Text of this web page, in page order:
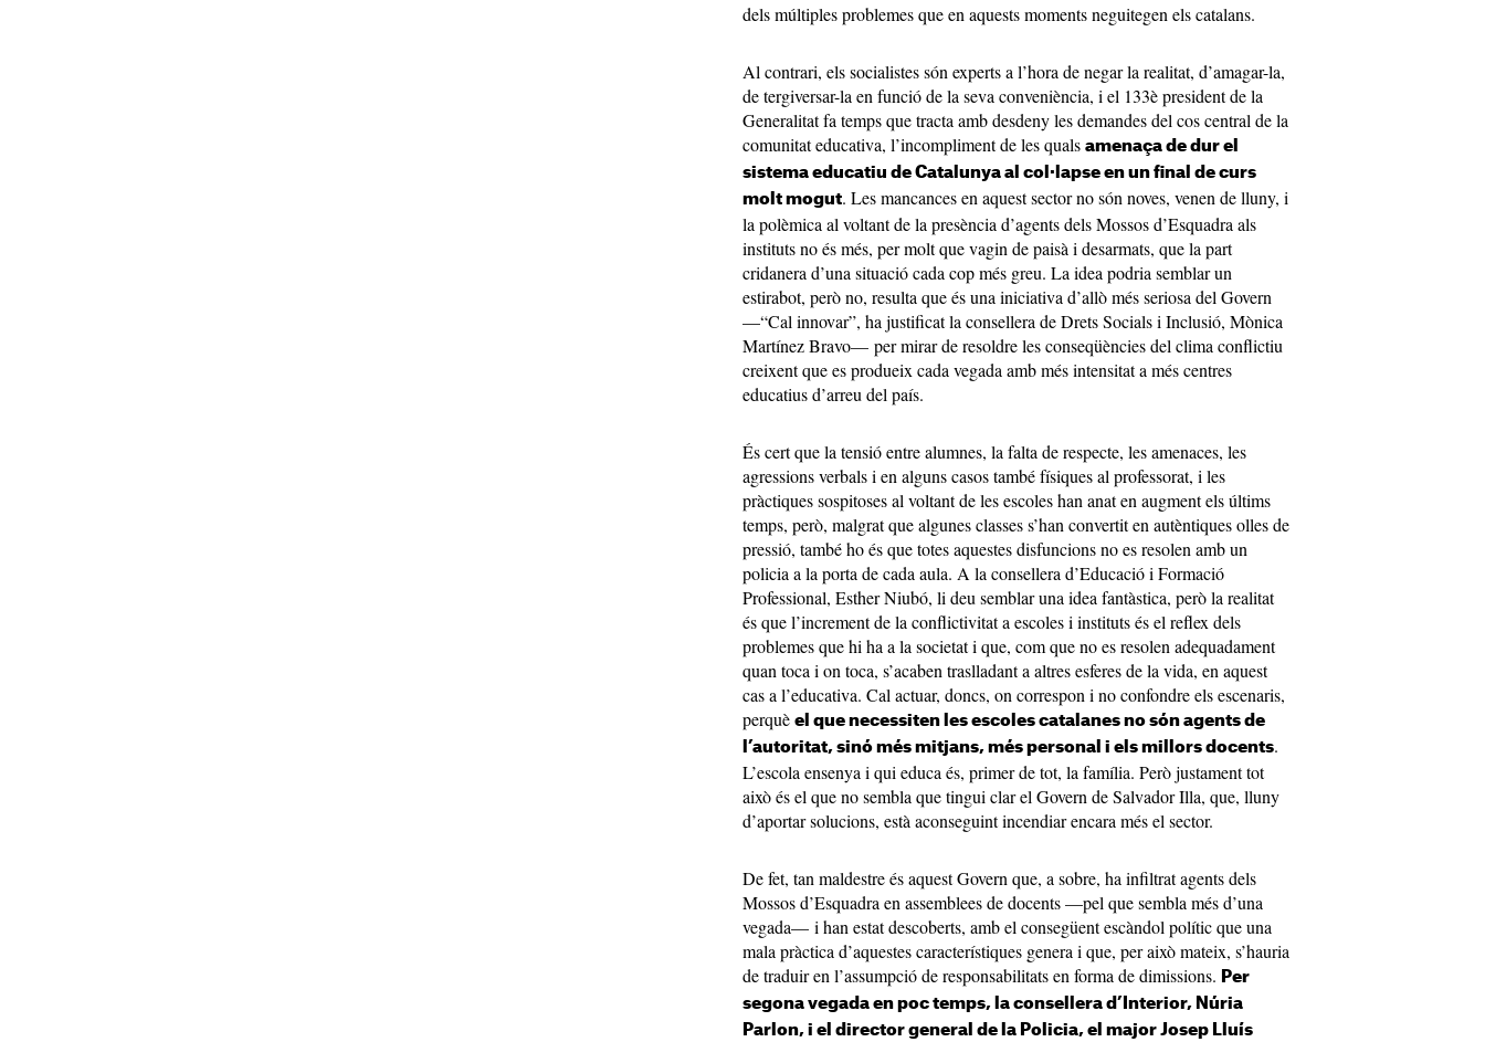
dels múltiples problemes que en aquests moments neguitegen els catalans.
Al contrari, els socialistes són experts a l’hora de negar la realitat, d’amagar-la,
de tergiversar-la en funció de la seva conveniència, i el 133è president de la
Generalitat fa temps que tracta amb desdeny les demandes del cos central de la
comunitat educativa, l’incompliment de les quals amenaça de dur el
sistema educatiu de Catalunya al col·lapse en un final de curs
molt mogut. Les mancances en aquest sector no són noves, venen de lluny, i
la polèmica al voltant de la presència d’agents dels Mossos d’Esquadra als
instituts no és més, per molt que vagin de paisà i desarmats, que la part
cridanera d’una situació cada cop més greu. La idea podria semblar un
estirabot, però no, resulta que és una iniciativa d’allò més seriosa del Govern
—“Cal innovar”, ha justificat la consellera de Drets Socials i Inclusió, Mònica
Martínez Bravo— per mirar de resoldre les conseqüències del clima conflictiu
creixent que es produeix cada vegada amb més intensitat a més centres
educatius d’arreu del país.
És cert que la tensió entre alumnes, la falta de respecte, les amenaces, les
agressions verbals i en alguns casos també físiques al professorat, i les
pràctiques sospitoses al voltant de les escoles han anat en augment els últims
temps, però, malgrat que algunes classes s’han convertit en autèntiques olles de
pressió, també ho és que totes aquestes disfuncions no es resolen amb un
policia a la porta de cada aula. A la consellera d’Educació i Formació
Professional, Esther Niubó, li deu semblar una idea fantàstica, però la realitat
és que l’increment de la conflictivitat a escoles i instituts és el reflex dels
problemes que hi ha a la societat i que, com que no es resolen adequadament
quan toca i on toca, s’acaben traslladant a altres esferes de la vida, en aquest
cas a l’educativa. Cal actuar, doncs, on correspon i no confondre els escenaris,
perquè el que necessiten les escoles catalanes no són agents de
l’autoritat, sinó més mitjans, més personal i els millors docents.
L’escola ensenya i qui educa és, primer de tot, la família. Però justament tot
això és el que no sembla que tingui clar el Govern de Salvador Illa, que, lluny
d’aportar solucions, està aconseguint incendiar encara més el sector.
De fet, tan maldestre és aquest Govern que, a sobre, ha infiltrat agents dels
Mossos d’Esquadra en assemblees de docents —pel que sembla més d’una
vegada— i han estat descoberts, amb el consegüent escàndol polític que una
mala pràctica d’aquestes característiques genera i que, per això mateix, s’hauria
de traduir en l’assumpció de responsabilitats en forma de dimissions. Per
segona vegada en poc temps, la consellera d’Interior, Núria
Parlon, i el director general de la Policia, el major Josep Lluís